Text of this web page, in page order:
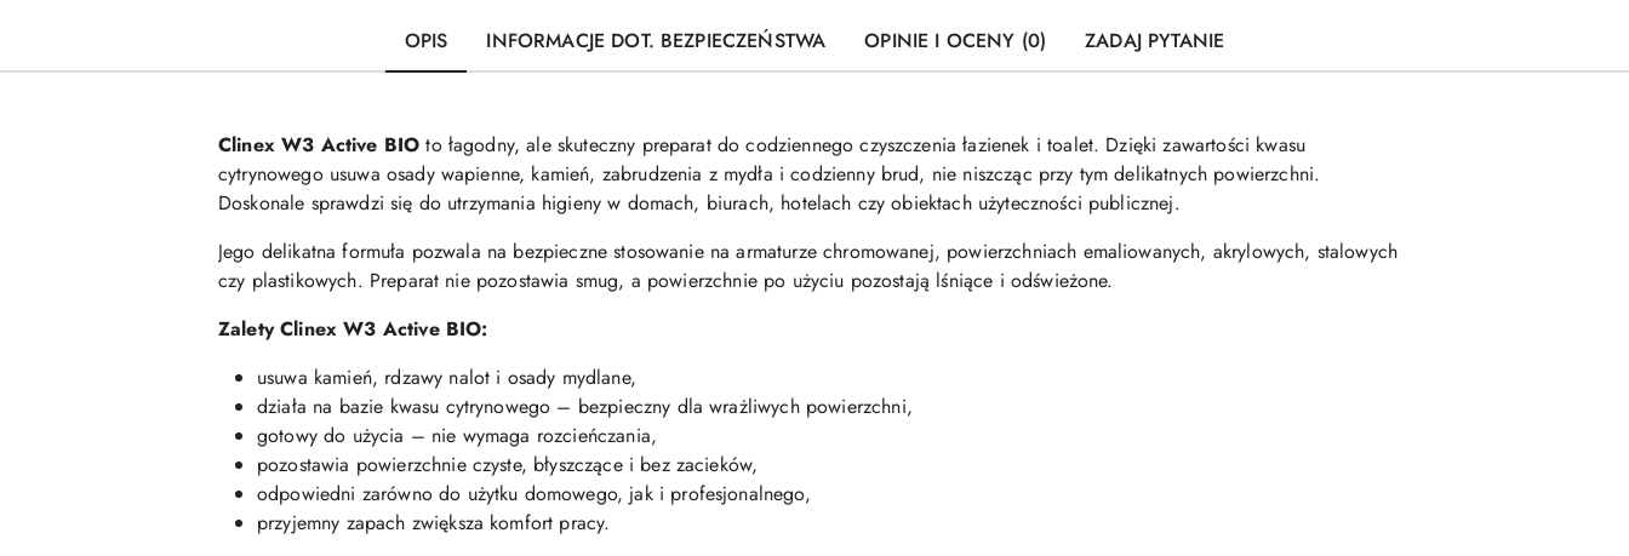
OPIS INFORMACJE DOT. BEZPIECZEŃSTWA OPINIE I OCENY (0) ZADAJ PYTANIE
Clinex W3 Active BIO to łagodny, ale skuteczny preparat do codziennego czyszczenia łazienek i toalet. Dzięki zawartości kwasu
cytrynowego usuwa osady wapienne, kamień, zabrudzenia z mydła i codzienny brud, nie niszcząc przy tym delikatnych powierzchni.
Doskonale sprawdzi się do utrzymania higieny w domach, biurach, hotelach czy obiektach użyteczności publicznej.
Jego delikatna formuła pozwala na bezpieczne stosowanie na armaturze chromowanej, powierzchniach emaliowanych, akrylowych, stalowych
czy plastikowych. Preparat nie pozostawia smug, a powierzchnie po użyciu pozostają lśniące i odświeżone.
Zalety Clinex W3 Active BIO:
usuwa kamień, rdzawy nalot i osady mydlane,
działa na bazie kwasu cytrynowego – bezpieczny dla wrażliwych powierzchni,
gotowy do użycia – nie wymaga rozcieńczania,
pozostawia powierzchnie czyste, błyszczące i bez zacieków,
odpowiedni zarówno do użytku domowego, jak i profesjonalnego,
przyjemny zapach zwiększa komfort pracy.